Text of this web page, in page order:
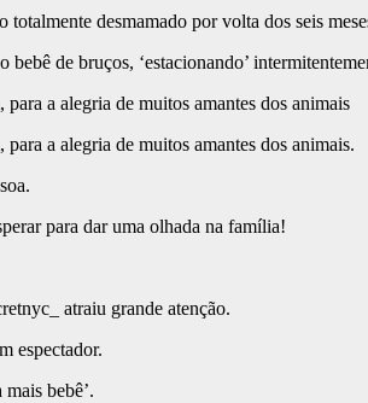
desmamado por volta dos seis
de bruços, ‘estacionando’
a alegria de muitos amantes dos animais
a alegria de muitos amantes dos animais.
para dar uma olhada na família!
atraiu grande atenção.
espectador.
bebê’.